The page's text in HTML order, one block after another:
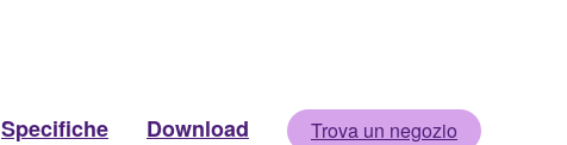
Specifiche Download Trova un negozio